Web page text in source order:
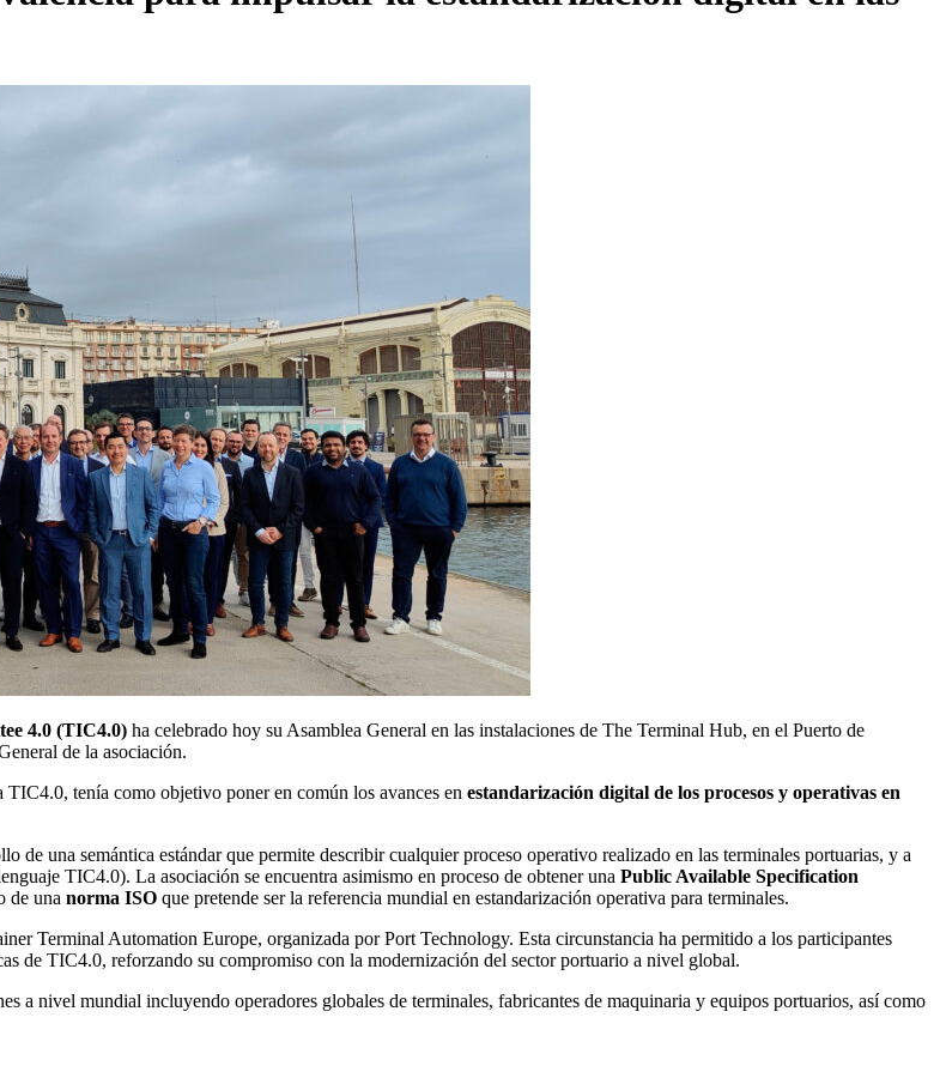
4.0 (TIC4.0) ha celebrado hoy su Asamblea General en las instalaciones de The Terminal Hub, en el Puerto de
de la asociación.
TIC4.0, tenía como objetivo poner en común los avances en estandarización digital de los procesos y operativas en
de una semántica estándar que permite describir cualquier proceso operativo realizado en las terminales portuarias, y a
TIC4.0). La asociación se encuentra asimismo en proceso de obtener una Public Available Specification
de una norma ISO que pretende ser la referencia mundial en estandarización operativa para terminales.
Terminal Automation Europe, organizada por Port Technology. Esta circunstancia ha permitido a los participantes
de TIC4.0, reforzando su compromiso con la modernización del sector portuario a nivel global.
a nivel mundial incluyendo operadores globales de terminales, fabricantes de maquinaria y equipos portuarios, así como